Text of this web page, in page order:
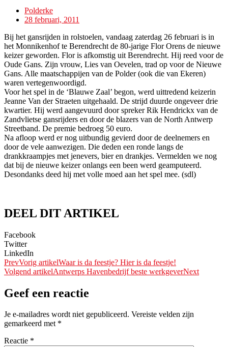
Polderke
28 februari, 2011
Bij het gansrijden in rolstoelen, vandaag zaterdag 26 februari is in
het Monnikenhof te Berendrecht de 80-jarige Flor Orens de nieuwe
keizer geworden. Flor is afkomstig uit Berendrecht. Hij reed voor de
Oude Gans. Zijn vrouw, Lies van Oevelen, trad op voor de Nieuwe
Gans. Alle maatschappijen van de Polder (ook die van Ekeren)
waren vertegenwoordigd.
Voor het spel in de ‘Blauwe Zaal’ begon, werd uittredend keizerin
Jeanne Van der Straeten uitgehaald. De strijd duurde ongeveer drie
kwartier. Hij werd aangevuurd door spreker Rik Hendrickx van de
Zandvlietse gansrijders en door de blazers van de North Antwerp
Streetband. De premie bedroeg 50 euro.
Na afloop werd er nog uitbundig gevierd door de deelnemers en
door de vele aanwezigen. Die deden een ronde langs de
drankkraampjes met jenevers, bier en drankjes. Vermelden we nog
dat bij de nieuwe keizer onlangs een been werd geamputeerd.
Desondanks deed hij met volle moed aan het spel mee. (sdl)
DEEL DIT ARTIKEL
Facebook
Twitter
LinkedIn
PrevVorig artikelWaar is da feestje? Hier is da feestje!
Volgend artikelAntwerps Havenbedrijf beste werkgeverNext
Geef een reactie
Je e-mailadres wordt niet gepubliceerd. Vereiste velden zijn
gemarkeerd met *
Reactie *